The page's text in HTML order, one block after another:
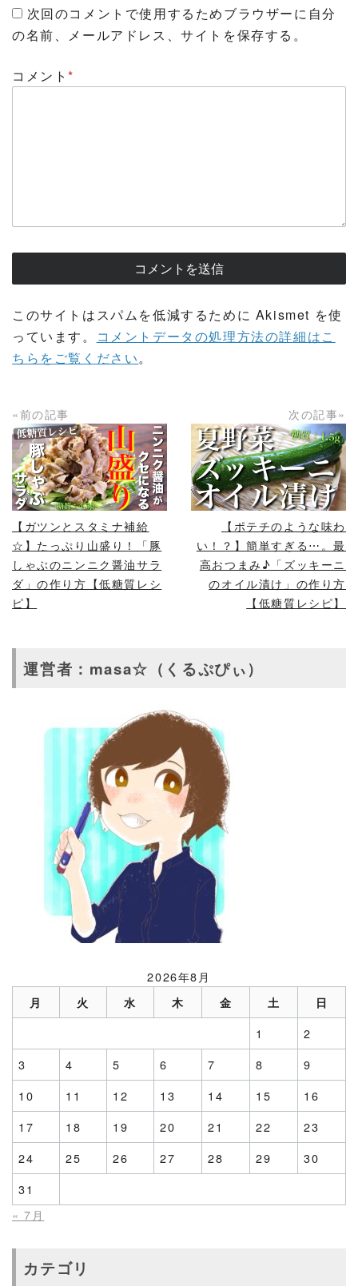
次回のコメントで使用するためブラウザーに自分
の名前、メールアドレス、サイトを保存する。
コメント*
このサイトはスパムを低減するために Akismet を使
っています。
コメントデータの処理方法の詳細はこ
ちらをご覧ください。
«前の記事
READ MORE
【ガツンとスタミナ補給
☆】たっぷり山盛り！「豚
しゃぶのニンニク醤油サラ
ダ」の作り方【低糖質レシ
ピ】
次の記事»
READ MORE
【ポテチのような味わ
い！？】簡単すぎる⋯。最
高おつまみ♪「ズッキーニ
のオイル漬け」の作り方
【低糖質レシピ】
運営者：masa☆（くるぷぴぃ）
2026年8月
月 火 水 木 金 土 日
1
2
3
4 5 6 7 8
9
10
11 12 13 14 15
16
17
18 19 20 21 22
23
24
25 26 27 28 29
30
31
« 7月
カテゴリ